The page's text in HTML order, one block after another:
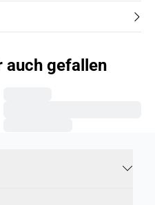
auch gefallen